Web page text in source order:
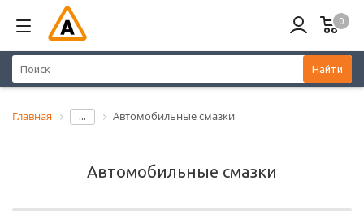
0
Найти
Главная ... Автомобильные смазки
Автомобильные смазки